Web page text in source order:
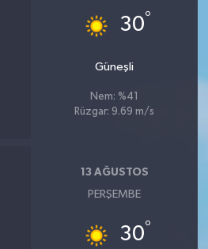
30°
Güneşli
Nem: %41
Rüzgar: 9.69 m/s
13 AĞUSTOS
PERŞEMBE
30°